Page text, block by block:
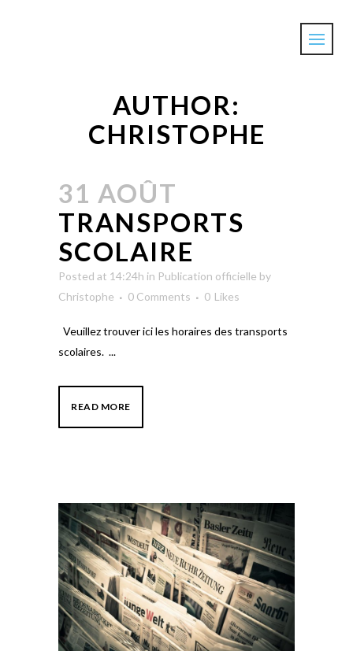
AUTHOR:
CHRISTOPHE
31 AOÛT
TRANSPORTS
SCOLAIRE
Posted at 14:24h in Publication officielle by
Christophe
0 Comments 0 Likes
Veuillez trouver ici les horaires des transports
scolaires. ...
READ MORE